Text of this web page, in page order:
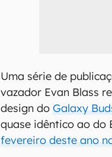
Uma série de
vazador Evan Blass
design doGalaxy
quase idêntico ao do
fevereiro deste ano